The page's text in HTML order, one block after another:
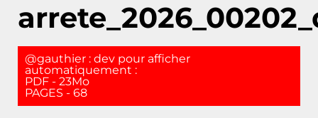
@gauthier : dev pour afficher
automatiquement :
PDF - 23Mo
PAGES - 68